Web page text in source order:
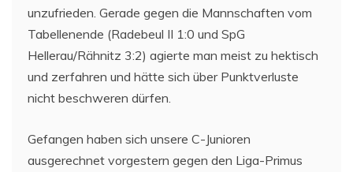
unzufrieden. Gerade gegen die Mannschaften vom
Tabellenende (Radebeul II 1:0 und SpG
Hellerau/Rähnitz 3:2) agierte man meist zu hektisch
und zerfahren und hätte sich über Punktverluste
nicht beschweren dürfen.
Gefangen haben sich unsere C-Junioren
ausgerechnet vorgestern gegen den Liga-Primus